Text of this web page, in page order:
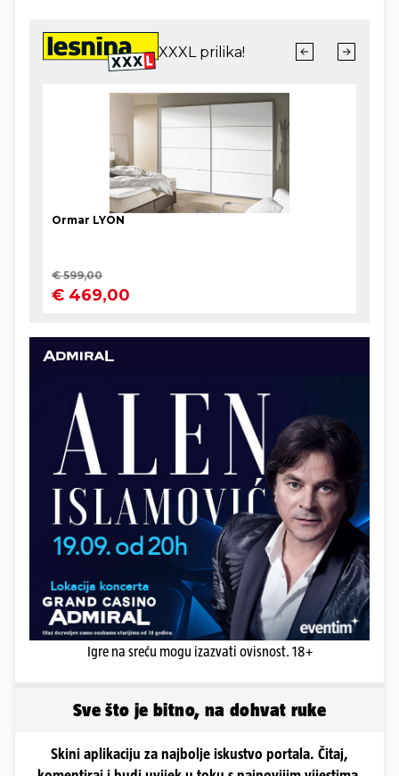
Igre na sreću mogu izazvati ovisnost. 18+
Sve što je bitno, na dohvat ruke
Skini aplikaciju za najbolje iskustvo portala. Čitaj,